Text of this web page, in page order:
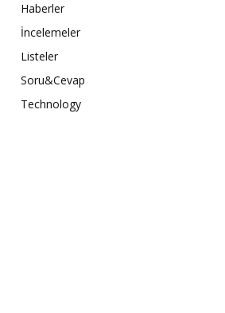
Haberler
İncelemeler
Listeler
Soru&Cevap
Technology